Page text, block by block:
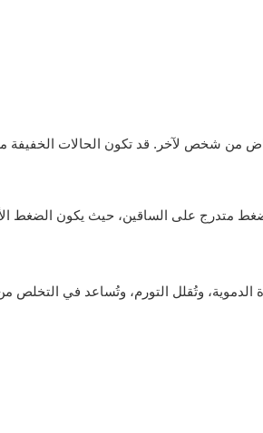
على الساقين، حيث يكون الضغط
الدموية، وتُقلل التورم، وتُساعد في